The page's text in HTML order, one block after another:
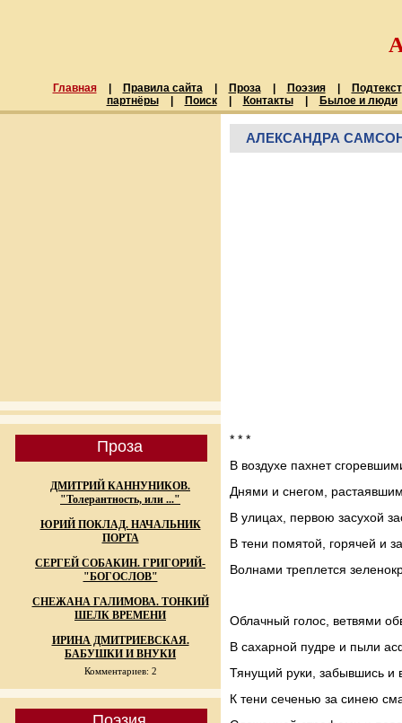
Главная Правила сайта Проза Поэзия
Подтекст
партнёры
Поиск Контакты Былое и люди
Проза
ДМИТРИЙ КАННУНИКОВ.
"Толерантность, или ..."
ЮРИЙ ПОКЛАД. НАЧАЛЬНИК
ПОРТА
СЕРГЕЙ СОБАКИН. ГРИГОРИЙ-
"БОГОСЛОВ"
СНЕЖАНА ГАЛИМОВА. ТОНКИЙ
ШЕЛК ВРЕМЕНИ
ИРИНА ДМИТРИЕВСКАЯ.
БАБУШКИ И ВНУКИ
Комментариев: 2
АЛЕКСАНДРА
* * *
В воздухе пахнет
Днями и снегом,
В улицах, первою засухой
В тени помятой, горячей и
Волнами треплется
Облачный голос, ветвями
В сахарной пудре и пыли
Тянущий руки, забывшись и
К тени сеченью за синею